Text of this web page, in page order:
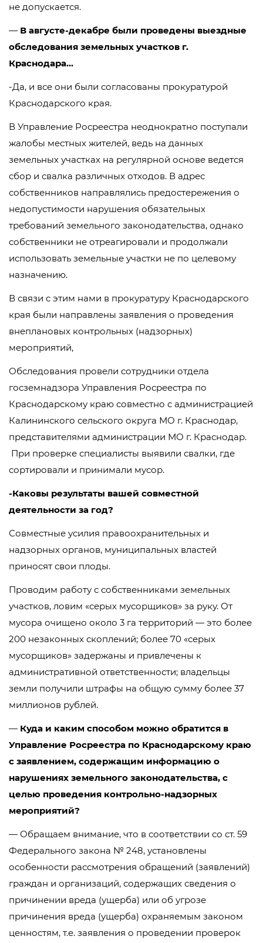
не допускается.
— В августе-декабре были проведены выездные
обследования земельных участков г.
Краснодара…
-Да, и все они были согласованы прокуратурой
Краснодарского края.
В Управление Росреестра неоднократно поступали
жалобы местных жителей, ведь на данных
земельных участках на регулярной основе ведется
сбор и свалка различных отходов. В адрес
собственников направлялись предостережения о
недопустимости нарушения обязательных
требований земельного законодательства, однако
собственники не отреагировали и продолжали
использовать земельные участки не по целевому
назначению.
В связи с этим нами в прокуратуру Краснодарского
края были направлены заявления о проведения
внеплановых контрольных (надзорных)
мероприятий,
Обследования провели сотрудники отдела
госземнадзора Управления Росреестра по
Краснодарскому краю совместно с администрацией
Калининского сельского округа МО г. Краснодар,
представителями администрации МО г. Краснодар.
При проверке специалисты выявили свалки, где
сортировали и принимали мусор.
-Каковы результаты вашей совместной
деятельности за год?
Совместные усилия правоохранительных и
надзорных органов, муниципальных властей
приносят свои плоды.
Проводим работу с собственниками земельных
участков, ловим «серых мусорщиков» за руку. От
мусора очищено около 3 га территорий — это более
200 незаконных скоплений; более 70 «серых
мусорщиков» задержаны и привлечены к
административной ответственности; владельцы
земли получили штрафы на общую сумму более 37
миллионов рублей.
— Куда и каким способом можно обратится в
Управление Росреестра по Краснодарскому краю
с заявлением, содержащим информацию о
нарушениях земельного законодательства, с
целью проведения контрольно-надзорных
мероприятий?
— Обращаем внимание, что в соответствии со ст. 59
Федерального закона № 248, установлены
особенности рассмотрения обращений (заявлений)
граждан и организаций, содержащих сведения о
причинении вреда (ущерба) или об угрозе
причинения вреда (ущерба) охраняемым законом
ценностям, т.е. заявления о проведении проверок